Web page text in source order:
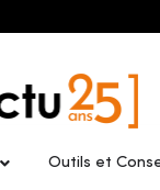
Outils et